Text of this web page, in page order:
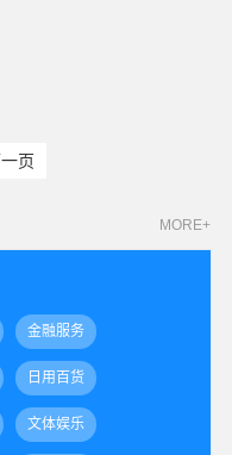
页
MORE+
金融服务
日用百货
文体娱乐